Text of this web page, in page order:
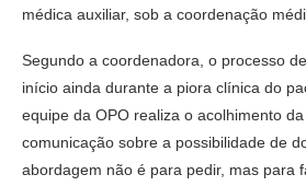
médica auxiliar, sob a coordenação
Segundo a coordenadora, o processo
início ainda durante a piora clínica do
equipe da OPO realiza o acolhimento
comunicação sobre a possibilidade de
abordagem não é para pedir, mas para